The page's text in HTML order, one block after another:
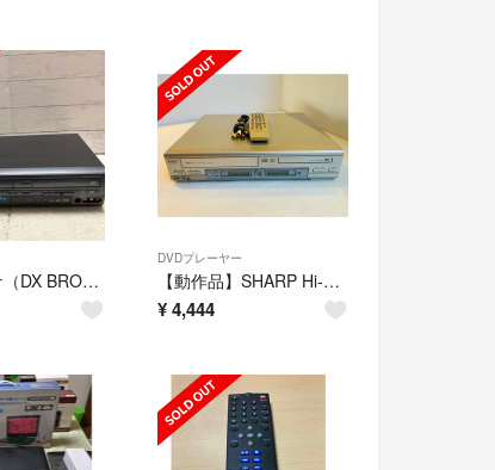
DXアンテナ（DX BROADTEC）ビデオ DVDレコーダー
DVDプレーヤー
【動作品】SHARP Hi-Fiビデオ一体型DVDプレーヤー DV-NC550
¥4,444